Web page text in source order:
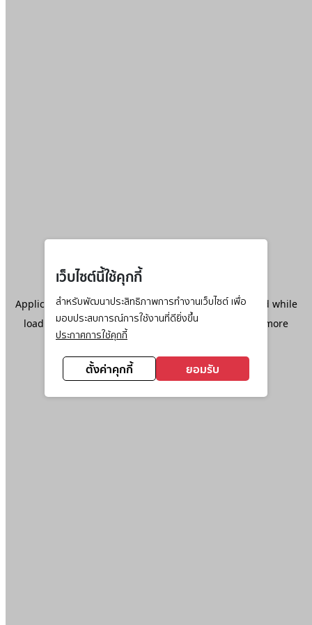
เว็บไซต์นี้ใช้คุกกี้
สำหรับพัฒนาประสิทธิภาพการทำงานเว็บไซต์ เพื่อ
มอบประสบการณ์การใช้งานที่ดียิ่งขึ้น
ประกาศการใช้คุกกี้
ตั้งค่าคุกกี้ ยอมรับ
Application error: aclient-side exception has occurred while
loadingwww.ktc.co.th(see the browser console
for more
information).